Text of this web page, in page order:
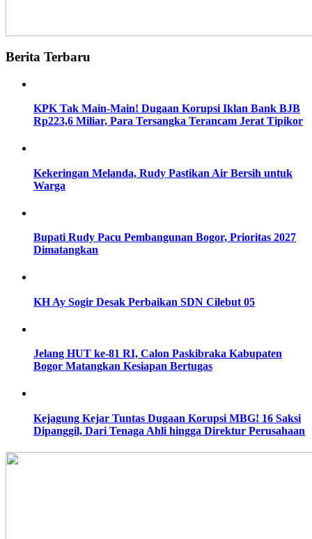
Berita Terbaru
KPK Tak Main-Main! Dugaan Korupsi Iklan Bank BJB
Rp223,6 Miliar, Para Tersangka Terancam Jerat Tipikor
Kekeringan Melanda, Rudy Pastikan Air Bersih untuk
Warga
Bupati Rudy Pacu Pembangunan Bogor, Prioritas 2027
Dimatangkan
KH Ay Sogir Desak Perbaikan SDN Cilebut 05
Jelang HUT ke-81 RI, Calon Paskibraka Kabupaten
Bogor Matangkan Kesiapan Bertugas
Kejagung Kejar Tuntas Dugaan Korupsi MBG! 16 Saksi
Dipanggil, Dari Tenaga Ahli hingga Direktur Perusahaan